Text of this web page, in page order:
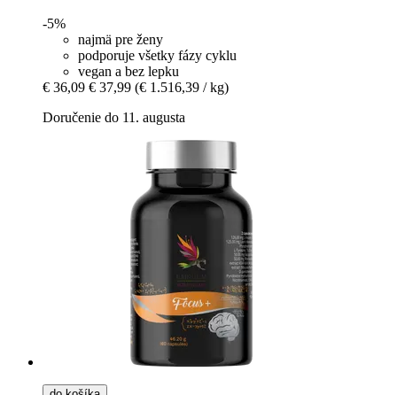
-5%
najmä pre ženy
podporuje všetky fázy cyklu
vegan a bez lepku
€ 36,09 € 37,99 (€ 1.516,39 / kg)
Doručenie do 11. augusta